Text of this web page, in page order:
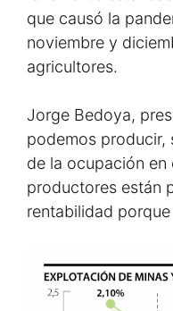
que causó la
noviembre y
agricultores.
Jorge Bedoya,
podemos producir,
de la ocupación en
productores están
rentabilidad